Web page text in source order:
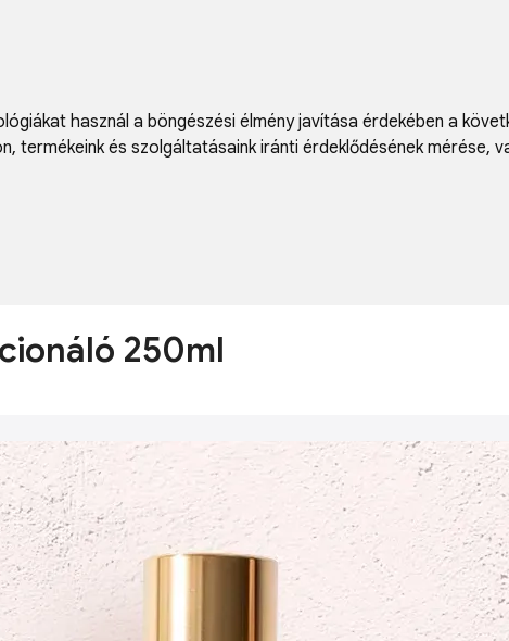
használ a böngészési élmény javítása érdekében a
, termékeink és szolgáltatásaink iránti érdeklődésének mérése,
250ml